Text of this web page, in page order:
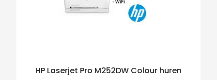
HP Laserjet Pro M252DW Colour huren